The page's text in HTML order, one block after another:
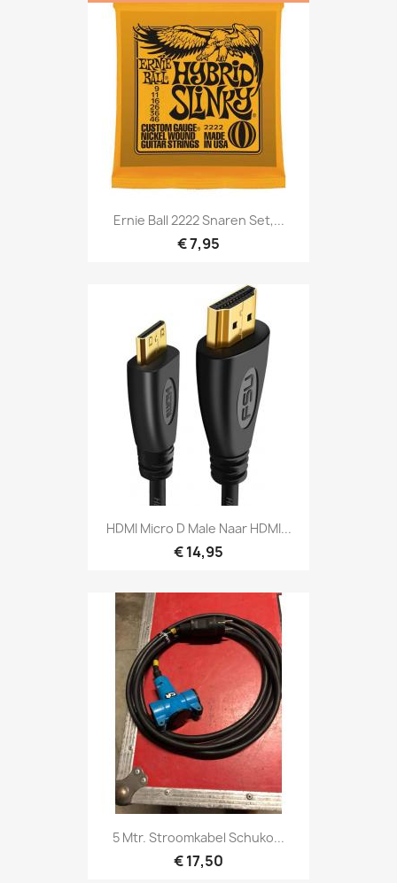
Snel bekijken
Ernie Ball 2222 Snaren Set,...
€ 7,95
Snel bekijken
HDMI Micro D Male Naar HDMI...
€ 14,95
Snel bekijken
5 Mtr. Stroomkabel Schuko...
€ 17,50